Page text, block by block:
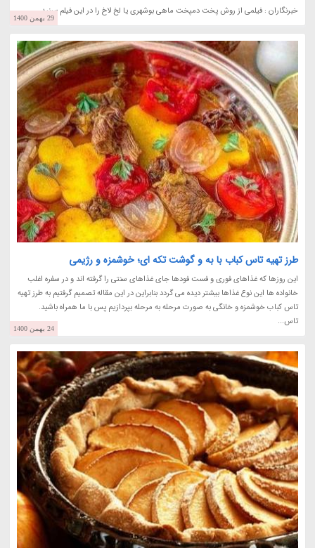
خبرنگاران : فیلمی از روش پخت دمپخت ماهی بوشهری یا لخ لاخ را در این فیلم ببینید.
29 بهمن 1400
طرز تهیه تاس کباب با به و گوشت تکه ای؛ خوشمزه و رژیمی
این روزها که غذاهای فوری و فست فودها جای غذاهای سنتی را گرفته اند و در سفره اغلب
خانواده ها این نوع غذاها بیشتر دیده می گردد بنابراین در این مقاله تصمیم گرفتیم به طرز تهیه
تاس کباب خوشمزه و خانگی به صورت مرحله به مرحله بپردازیم پس با ما همراه باشید.
تاس...
24 بهمن 1400